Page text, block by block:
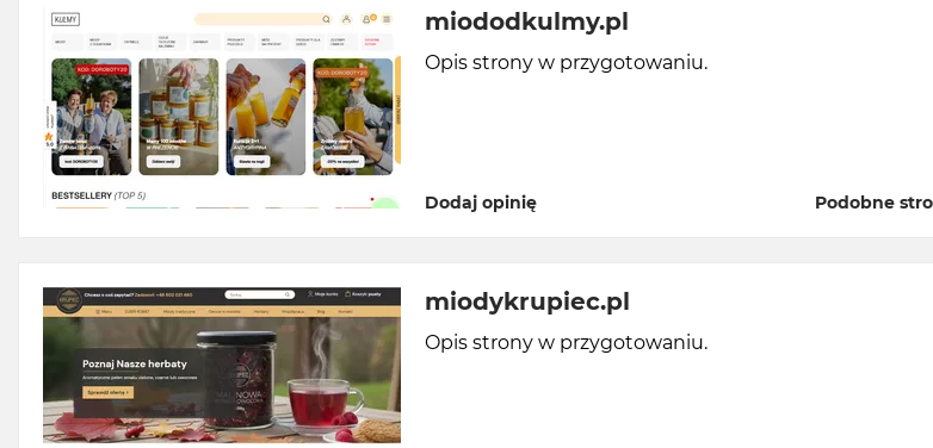
miododkulmy.pl
Opis strony w przygotowaniu.
Dodaj opinię Podobne
miodykrupiec.pl
Opis strony w przygotowaniu.